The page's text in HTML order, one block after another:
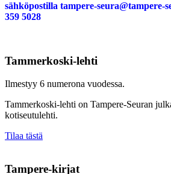
sähköpostilla tampere-seura@tampere-
359 5028
Tammerkoski-lehti
Ilmestyy 6 numerona vuodessa.
Tammerkoski-lehti on Tampere-Seuran
kotiseutulehti.
Tilaa tästä
Tampere-kirjat